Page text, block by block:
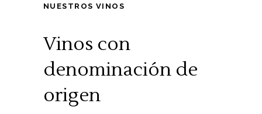
NUESTROS VINOS
Vinos con
denominación de
origen